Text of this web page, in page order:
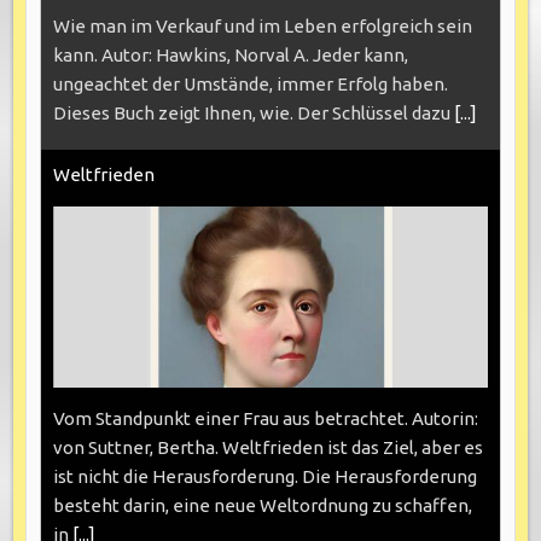
Wie man im Verkauf und im Leben erfolgreich sein
kann. Autor: Hawkins, Norval A. Jeder kann,
ungeachtet der Umstände, immer Erfolg haben.
Dieses Buch zeigt Ihnen, wie. Der Schlüssel dazu [...]
Weltfrieden
Vom Standpunkt einer Frau aus betrachtet. Autorin:
von Suttner, Bertha. Weltfrieden ist das Ziel, aber es
ist nicht die Herausforderung. Die Herausforderung
besteht darin, eine neue Weltordnung zu schaffen,
in [...]